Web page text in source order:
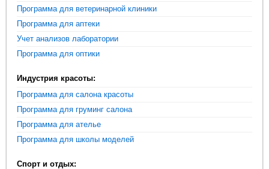
Программа для ветеринарной клиники
Программа для аптеки
Учет анализов лаборатории
Программа для оптики
Индустрия красоты:
Программа для салона красоты
Программа для груминг салона
Программа для ателье
Программа для школы моделей
Спорт и отдых: